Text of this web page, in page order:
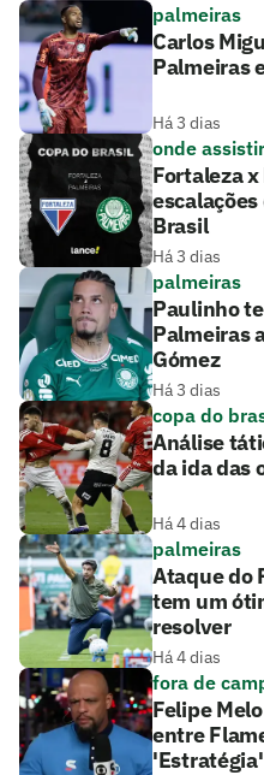
palmeiras
Carlos
Palmeiras
Há 3 dias
onde assistir
Fortaleza
escalações
Brasil
Há 3 dias
palmeiras
Paulinho
Palmeiras
Gómez
Há 3 dias
copa do
Análise
da ida das
Há 4 dias
palmeiras
Ataque do
tem um
resolver
Há 4 dias
fora de
Felipe
entre
'Estratégia'